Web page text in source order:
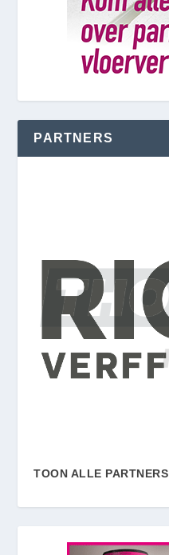
PARTNERS
TOON ALLE PARTNERS